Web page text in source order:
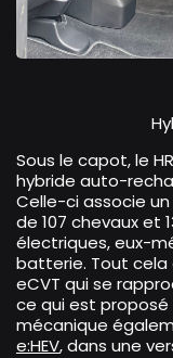
Sous le capot, le
hybride auto-
Celle-ci associe un
de 107 chevaux et
électriques, eux-
batterie. Tout cela
eCVT qui se
ce qui est
mécanique
e:HEV, dans une